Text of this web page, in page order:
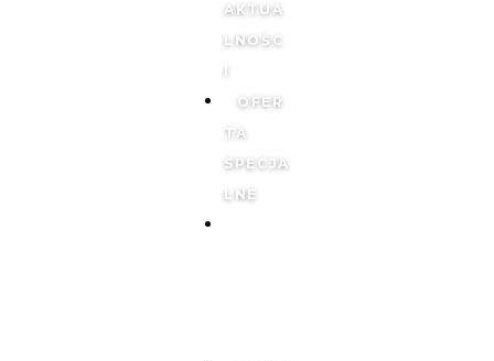
AKTUA
LNOŚC
OFER
TA
SPECJA
LNE